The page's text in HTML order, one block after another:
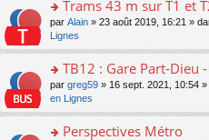
s
ré
e
lu
pl
ré
c
e
nt
e
n
o
n
lu
pl
ré
s
s
a
n
o
n
lu
le
er
le
m
e
s
s
a
n
o
s
er
le
m
e
s
Trams 43 m sur T1 et
par Alain » 23 août 2019, 16:21 »
Lignes
o
n
s
TB12 : Gare Part-Dieu
par greg59 » 16 sept. 2021, 10:54 »
en Lignes
Perspectives Métro